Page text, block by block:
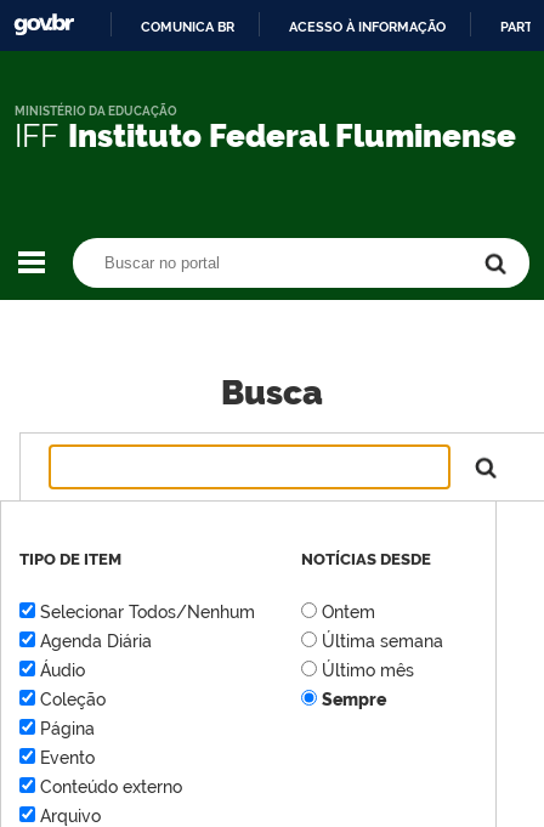
CONTEÚDO
COMUNICA BR ACESSO À INFORMAÇÃO
IFF Instituto Federal Fluminense
MINISTÉRIO DA EDUCAÇÃO
Busca
TIPO DE ITEM
Selecionar Todos/Nenhum
Agenda Diária
Áudio
Coleção
Página
Evento
Conteúdo externo
Arquivo
NOTÍCIAS DESDE
Ontem
Última semana
Último mês
Sempre